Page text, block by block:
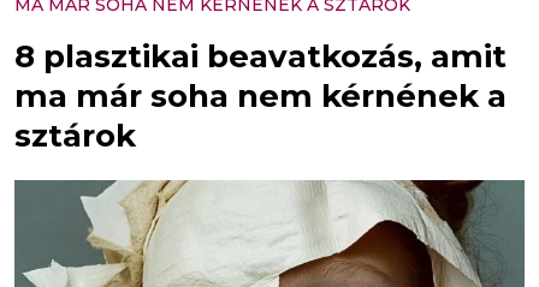
MA MÁR SOHA NEM KÉRNÉNEK A SZTÁROK
8 plasztikai beavatkozás, amit
ma már soha nem kérnének a
sztárok